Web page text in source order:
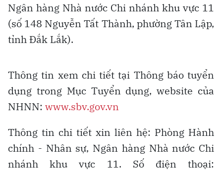
Ngân hàng Nhà nước Chi nhánh khu vực 11
(số 148 Nguyễn Tất Thành, phường Tân Lập,
tỉnh Đắk Lắk).
Thông tin xem chi tiết tại Thông báo tuyển
dụng trong Mục Tuyển dụng, website của
NHNN: www.sbv.gov.vn
Thông tin chi tiết xin liên hệ: Phòng Hành
chính - Nhân sự, Ngân hàng Nhà nước Chi
nhánh khu vực 11. Số điện thoại: